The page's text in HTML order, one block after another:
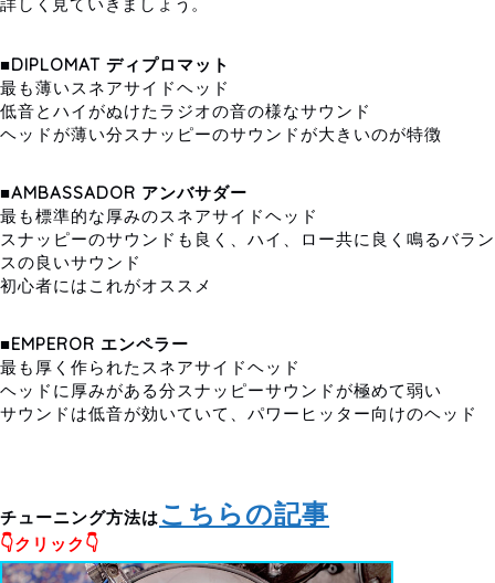
詳しく見ていきましょう。
■DIPLOMAT ディプロマット
最も薄いスネアサイドヘッド
低音とハイがぬけたラジオの音の様なサウンド
ヘッドが薄い分スナッピーのサウンドが大きいのが特徴
■AMBASSADOR アンバサダー
最も標準的な厚みのスネアサイドヘッド
スナッピーのサウンドも良く、ハイ、ロー共に良く鳴るバラン
スの良いサウンド
初心者にはこれがオススメ
■EMPEROR エンペラー
最も厚く作られたスネアサイドヘッド
ヘッドに厚みがある分スナッピーサウンドが極めて弱い
サウンドは低音が効いていて、パワーヒッター向けのヘッド
チューニング方法はこちらの記事
👇クリック👇